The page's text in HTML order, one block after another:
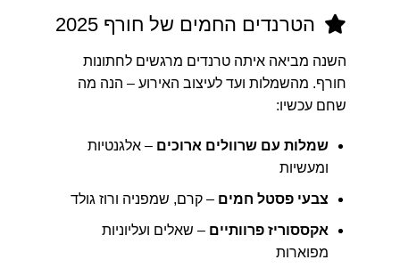
הטרנדים החמים של חורף 2025
השנה מביאה איתה טרנדים מרגשים לחתונות
חורף. מהשמלות ועד לעיצוב האירוע – הנה מה
שחם עכשיו:
שמלות עם שרוולים ארוכים – אלגנטיות
ומעשיות
צבעי פסטל חמים – קרם, שמפניה ורוז גולד
אקססוריז פרוותיים – שאלים ועליוניות
מפוארות